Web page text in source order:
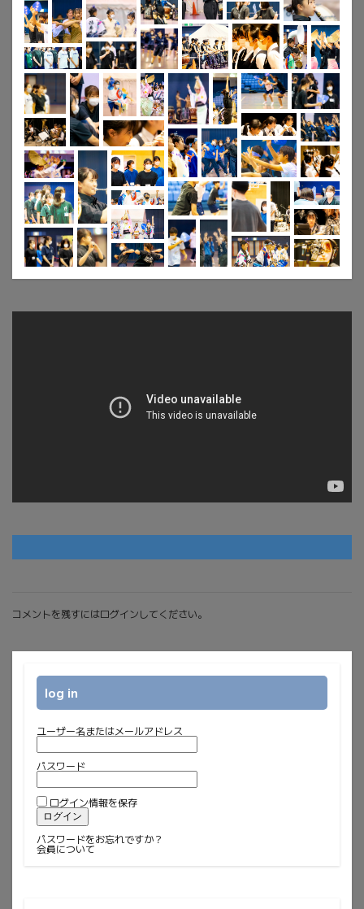
コメントを残すにはログインしてください。
log in
ユーザー名またはメールアドレス
パスワード
ログイン情報を保存
パスワードをお忘れですか？
会員について